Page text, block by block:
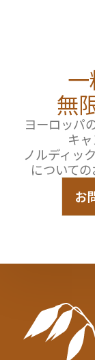
一
無
ヨーロッパ
キ
ノルディッ
について
お